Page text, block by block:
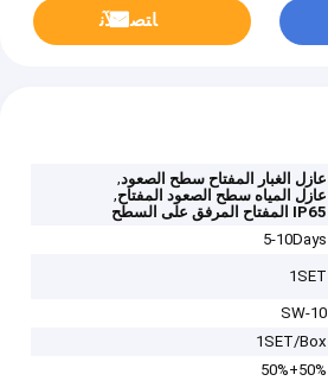
ﺎﺘﺼﻟ ﺍﻶﻧ
عازل الغبار المفتاح سطح الصعود,
عازل المياه سطح الصعود المفتاح,
IP65 المفتاح المرفق على السطح
5-10Days
1SET
SW-10
1SET/Box
50%+50%